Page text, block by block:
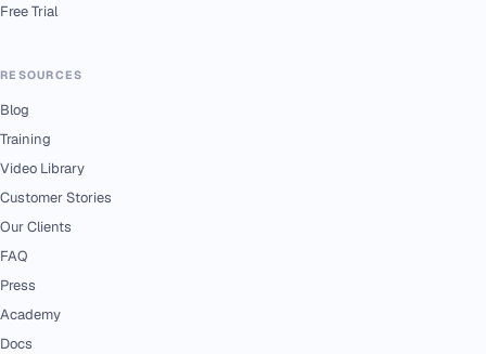
Free Trial
RESOURCES
Blog
Training
Video Library
Customer Stories
Our Clients
FAQ
Press
Academy
Docs